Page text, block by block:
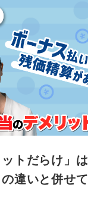
トだらけ」は
違いと併せて